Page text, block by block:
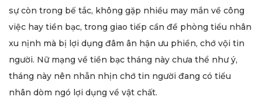
sự còn trong bế tắc, không gặp nhiều may mắn về công
việc hay tiền bạc, trong giao tiếp cần đề phòng tiểu nhân
xu nịnh mà bị lợi dụng đâm ân hận ưu phiền, chớ vội tin
người. Nữ mạng về tiền bạc tháng này chưa thể như ý,
tháng này nên nhẫn nhịn chớ tin người đang có tiểu
nhân dòm ngó lợi dụng về vật chất.